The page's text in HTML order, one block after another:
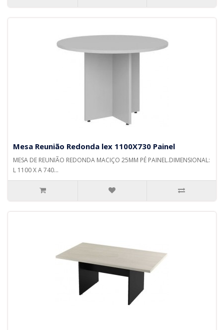
Mesa Reunião Redonda lex 1100X730 Painel
MESA DE REUNIÃO REDONDA MACIÇO 25MM PÉ PAINEL.DIMENSIONAL:
L 1100 X A 740...